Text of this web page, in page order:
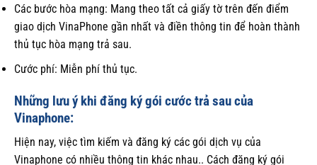
Các bước hòa mạng: Mang theo tất cả giấy tờ trên đến điểm
giao dịch VinaPhone gần nhất và điền thông tin để hoàn thành
thủ tục hòa mạng trả sau.
Cước phí: Miễn phí thủ tục.
Những lưu ý khi đăng ký gói cước trả sau của
Vinaphone:
Hiện nay, việc tìm kiếm và đăng ký các gói dịch vụ của
Vinaphone có nhiều thông tin khác nhau.. Cách đăng ký gói